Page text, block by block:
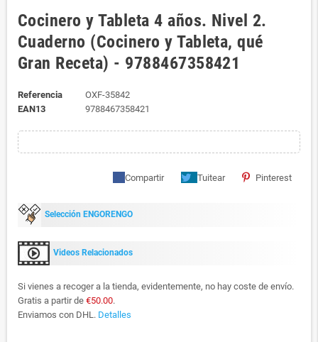
Cocinero y Tableta 4 años. Nivel 2.
Cuaderno (Cocinero y Tableta, qué
Gran Receta) - 9788467358421
Referencia
OXF-35842
EAN13
9788467358421
Compartir Tuitear Pinterest
Selección ENGORENGO
Videos Relacionados
Si vienes a recoger a la tienda, evidentemente, no hay coste de envío.
Gratis a partir de €50.00.
Enviamos con DHL. Detalles